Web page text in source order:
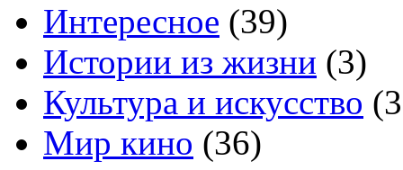
Интересное (39)
Истории из жизни (3)
Культура и искусство
Мир кино (36)